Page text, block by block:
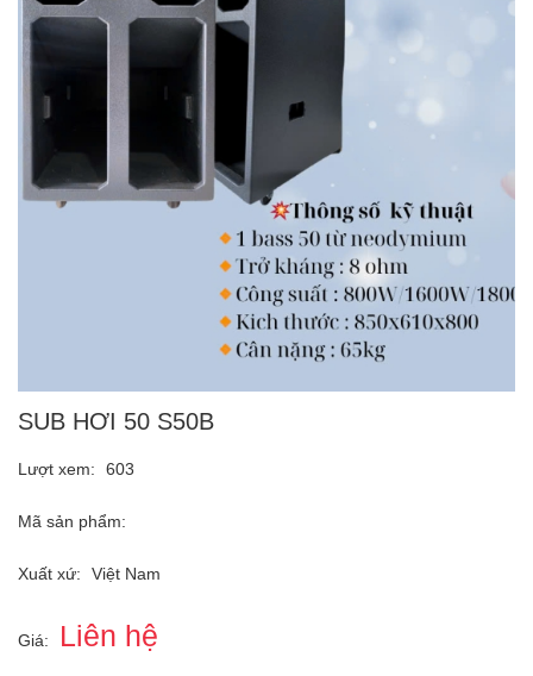
SUB HƠI 50 S50B
Lượt xem: 603
Mã sản phẩm:
Xuất xứ: Việt Nam
Giá: Liên hệ